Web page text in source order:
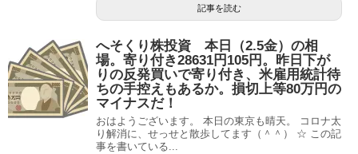
記事を読む
へそくり株投資 本日（2.5金）の相
場。寄り付き28631円105円。昨日下が
りの反発買いで寄り付き、米雇用統計待
ちの手控えもあるか。損切上等80万円の
マイナスだ！
おはようございます。 本日の東京も晴天。 コロナ太
り解消に、せっせと散歩してます（＾＾） ☆ この記
事を書いている...